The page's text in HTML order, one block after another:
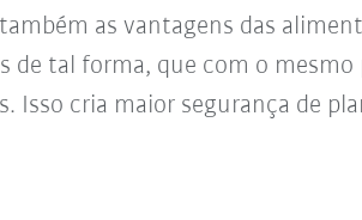
as vantagens das
de tal forma, que com o
Isso cria maior segurança de